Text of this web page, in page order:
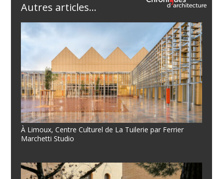
Autres articles...
À Limoux, Centre Culturel de La Tuilerie par Ferrier
Marchetti Studio